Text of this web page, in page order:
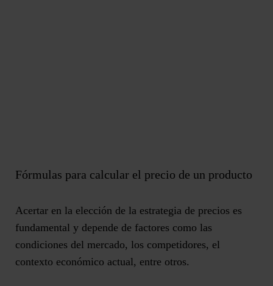
Fórmulas para calcular el precio de un producto
Acertar en la elección de la estrategia de precios es
fundamental y depende de factores como las
condiciones del mercado, los competidores, el
contexto económico actual, entre otros.